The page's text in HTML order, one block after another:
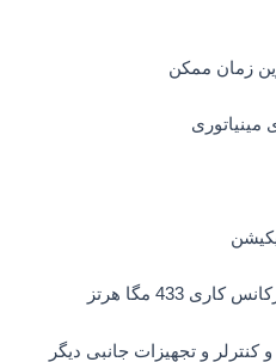
زمان ممکن
مینیاتوری
کنترلر و تجهیزات جانبی دیگر